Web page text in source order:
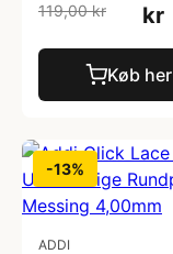
119,00 kr
kr
Køb her
-13%
ADDI